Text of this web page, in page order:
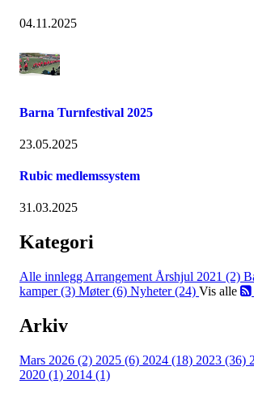
04.11.2025
Barna Turnfestival 2025
23.05.2025
Rubic medlemssystem
31.03.2025
Kategori
Alle innlegg Arrangement Årshjul 2021 (2)
kamper (3) Møter (6) Nyheter (24) Vis alle
Arkiv
Mars 2026 (2) 2025 (6) 2024 (18) 2023 (36)
2020 (1) 2014 (1)